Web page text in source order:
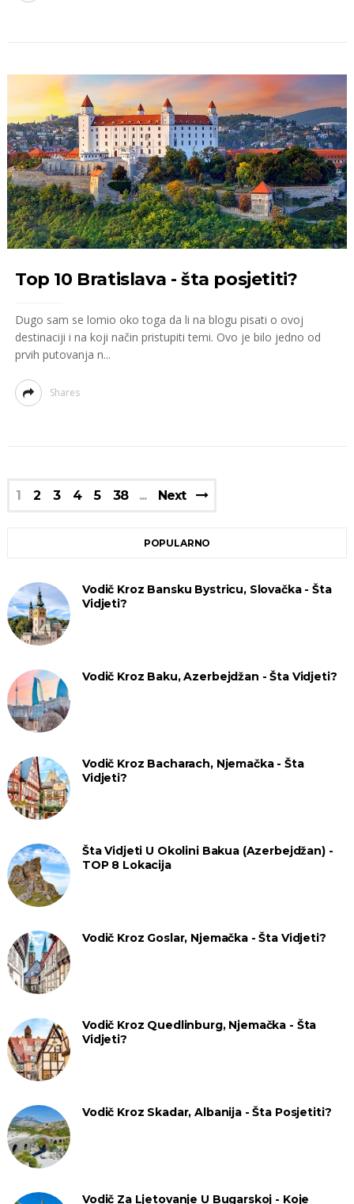
Top 10 Bratislava - šta posjetiti?
Dugo sam se lomio oko toga da li na blogu pisati o ovoj
destinaciji i na koji način pristupiti temi. Ovo je bilo jedno od
prvih putovanja n...
Shares
1 2 3 4 5 38 Next
POPULARNO
Vodič Kroz Bansku Bystricu, Slovačka - Šta
Vidjeti?
Vodič Kroz Baku, Azerbejdžan - Šta Vidjeti?
Vodič Kroz Bacharach, Njemačka - Šta
Vidjeti?
Šta Vidjeti U Okolini Bakua (Azerbejdžan) -
TOP 8 Lokacija
Vodič Kroz Goslar, Njemačka - Šta Vidjeti?
Vodič Kroz Quedlinburg, Njemačka - Šta
Vidjeti?
Vodič Kroz Skadar, Albanija - Šta Posjetiti?
Vodič Za Ljetovanje U Bugarskoj - Koje